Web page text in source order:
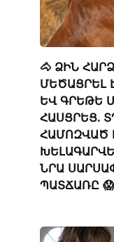
🐴 ՁԻՆ
ՄԵԾԱՑՐԵԼ
ԵՎ ԳՐԵԹԵ
ՀԱՍՑՐԵՑ.
ՀԱՄՈԶՎԱԾ
ՆՐԱ
ՊԱՏՃԱՌԸ